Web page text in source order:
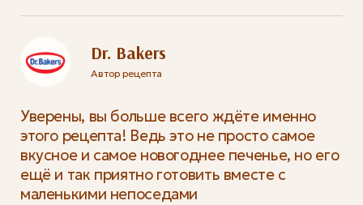
Dr. Bakers
Автор рецепта
Уверены, вы больше всего ждёте именно
этого рецепта! Ведь это не просто самое
вкусное и самое новогоднее печенье, но его
ещё и так приятно готовить вместе с
маленькими непоседами